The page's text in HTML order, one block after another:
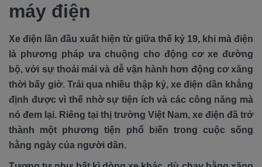
máy điện
Xe điện lần đầu xuất hiện từ giữa thế kỷ 19, khi mà điện
là phương pháp ưa chuộng cho động cơ xe đường
bộ, với sự thoải mái và dễ vận hành hơn động cơ xăng
thời bấy giờ. Trải qua nhiều thập kỷ, xe điện dần khẳng
định được vì thế nhờ sự tiện ích và các công năng mà
nó đem lại. Riêng tại thị trường Việt Nam, xe điện đã trở
thành một phương tiện phổ biến trong cuộc sống
hằng ngày của người dân.